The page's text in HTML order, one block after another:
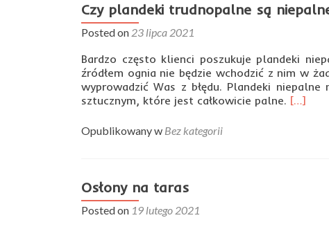
Czy plandeki trudnopalne są
Posted on 23 lipca 2021
Bardzo często klienci poszukuje plandeki
źródłem ognia nie będzie wchodzić z nim w
wyprowadzić Was z błędu. Plandeki
sztucznym, które jest całkowicie palne. Read
[…]
Opublikowany w Bez kategorii
Osłony na taras
Posted on 19 lutego 2021
Nawigacja
po
wpisach